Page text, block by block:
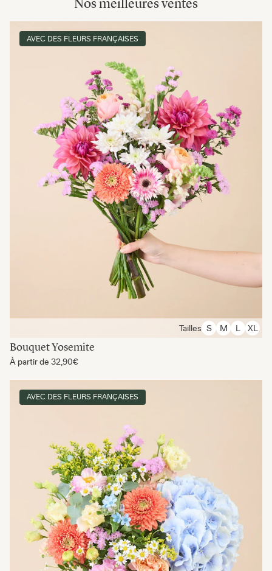
Nos meilleures ventes
AVEC DES FLEURS FRANÇAISES
Tailles S M XL
Bouquet Yosemite
À partir de 32,90€
AVEC DES FLEURS FRANÇAISES